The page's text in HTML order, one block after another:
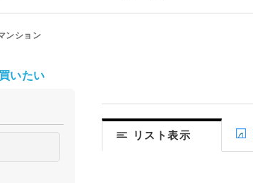
ンション
リスト表示
買いたい